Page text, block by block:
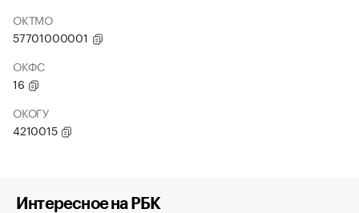
ОКТМО
57701000001
ОКФС
16
ОКОГУ
4210015
Интересное на РБК